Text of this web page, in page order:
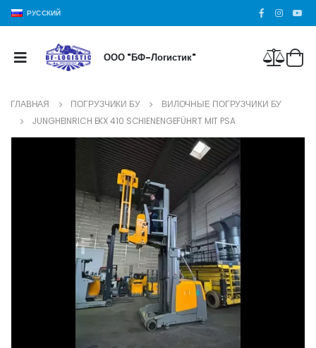
РУССКИЙ
ООО "БФ-Логистик"
ГЛАВНАЯ ПОГРУЗЧИКИ БУ
ВИЛОЧНЫЕ ПОГРУЗЧИКИ БУ
JUNGHEINRICH EKX 410 SCHIENENGEFÜHRT MIT PSA